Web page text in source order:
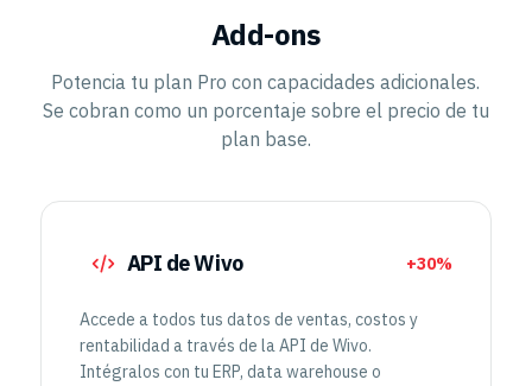
Add-ons
Potencia tu plan Pro con capacidades adicionales.
Se cobran como un porcentaje sobre el precio de tu
plan base.
API de Wivo +30%
Accede a todos tus datos de ventas, costos y
rentabilidad a través de la API de Wivo.
Intégralos con tu ERP, data warehouse o